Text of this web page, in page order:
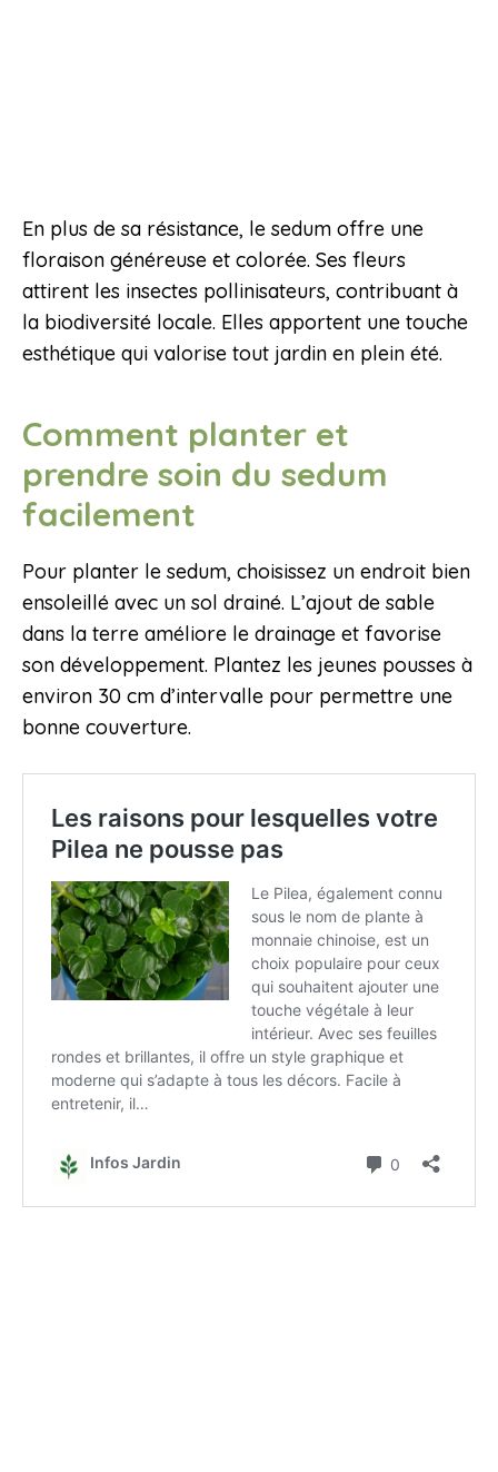
En plus de sa résistance, le sedum offre une
floraison généreuse et colorée. Ses fleurs
attirent les insectes pollinisateurs, contribuant à
la biodiversité locale. Elles apportent une touche
esthétique qui valorise tout jardin en plein été.
Comment planter et
prendre soin du sedum
facilement
Pour planter le sedum, choisissez un endroit bien
ensoleillé avec un sol drainé. L’ajout de sable
dans la terre améliore le drainage et favorise
son développement. Plantez les jeunes pousses à
environ 30 cm d’intervalle pour permettre une
bonne couverture.